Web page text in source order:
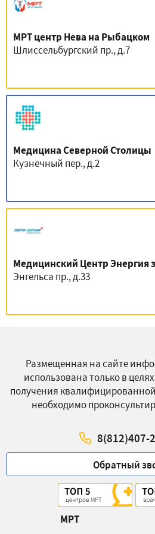
МРТ центр Нева на Рыбацком
Шлиссельбургский пр., д.7
Медицина Северной Столицы
Кузнечный пер., д.2
Медицинский Центр Энергия
Энгельса пр., д.33
Размещенная на сайте
использована только в
получения
необходимо
8(812)407-
Обратный
МРТ